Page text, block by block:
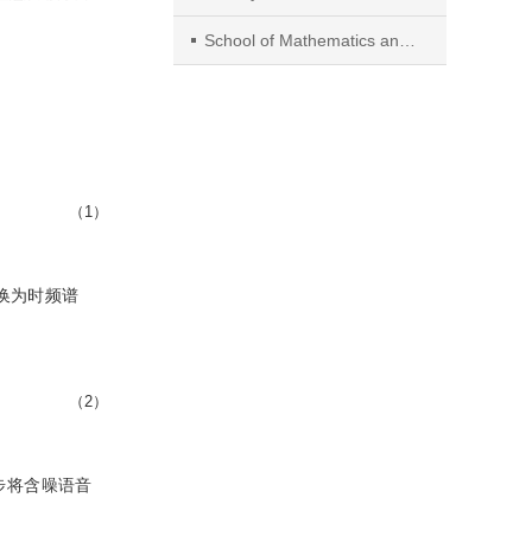
（1）
为时频谱
（2）
将含噪语音
School of Mathematics and Statistics, Ningbo University